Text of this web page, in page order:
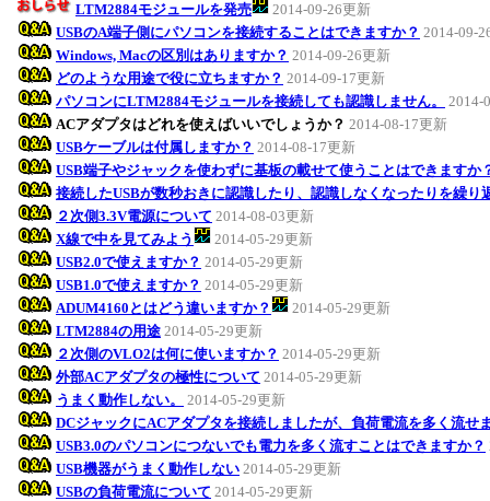
LTM2884モジュールを発売
2014-09-26更新
USBのA端子側にパソコンを接続することはできますか？ 2014-09-
Windows, Macの区別はありますか？ 2014-09-26更新
どのような用途で役に立ちますか？ 2014-09-17更新
パソコンにLTM2884モジュールを接続しても認識しません。
2014-
ACアダプタはどれを使えばいいでしょうか？ 2014-08-17更新
USBケーブルは付属しますか？ 2014-08-17更新
USB端子やジャックを使わずに基板の載せて使うことはできますか
接続したUSBが数秒おきに認識したり、認識しなくなったりを繰り
２次側3.3V電源について 2014-08-03更新
X線で中を見てみよう
2014-05-29更新
USB2.0で使えますか？ 2014-05-29更新
USB1.0で使えますか？ 2014-05-29更新
ADUM4160とはどう違いますか？
2014-05-29更新
LTM2884の用途 2014-05-29更新
２次側のVLO2は何に使いますか？ 2014-05-29更新
外部ACアダプタの極性について 2014-05-29更新
うまく動作しない。
2014-05-29更新
DCジャックにACアダプタを接続しましたが、負荷電流を多く流せ
USB3.0のパソコンにつないでも電力を多く流すことはできますか？
USB機器がうまく動作しない 2014-05-29更新
USBの負荷電流について 2014-05-29更新